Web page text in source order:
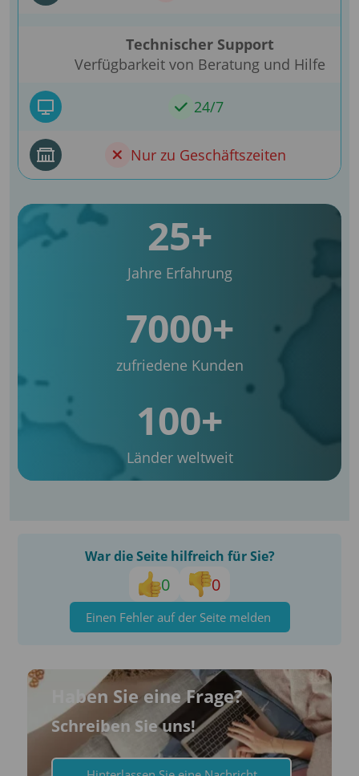
Technischer Support
Verfügbarkeit von Beratung und Hilfe
24/7
Nur zu Geschäftszeiten
25+
Jahre Erfahrung
7000+
zufriedene Kunden
100+
Länder weltweit
War die Seite hilfreich für Sie?
0 0
Einen Fehler auf der Seite melden
Haben Sie eine Frage?
Schreiben Sie uns!